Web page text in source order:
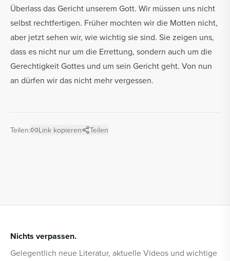
Überlass das Gericht unserem Gott. Wir müssen uns nicht
selbst rechtfertigen. Früher mochten wir die Motten nicht,
aber jetzt sehen wir, wie wichtig sie sind. Sie zeigen uns,
dass es nicht nur um die Errettung, sondern auch um die
Gerechtigkeit Gottes und um sein Gericht geht. Von nun
an dürfen wir das nicht mehr vergessen.
Teilen: Link kopieren Teilen
Nichts verpassen.
Gelegentlich neue Literatur, aktuelle Videos und wichtige